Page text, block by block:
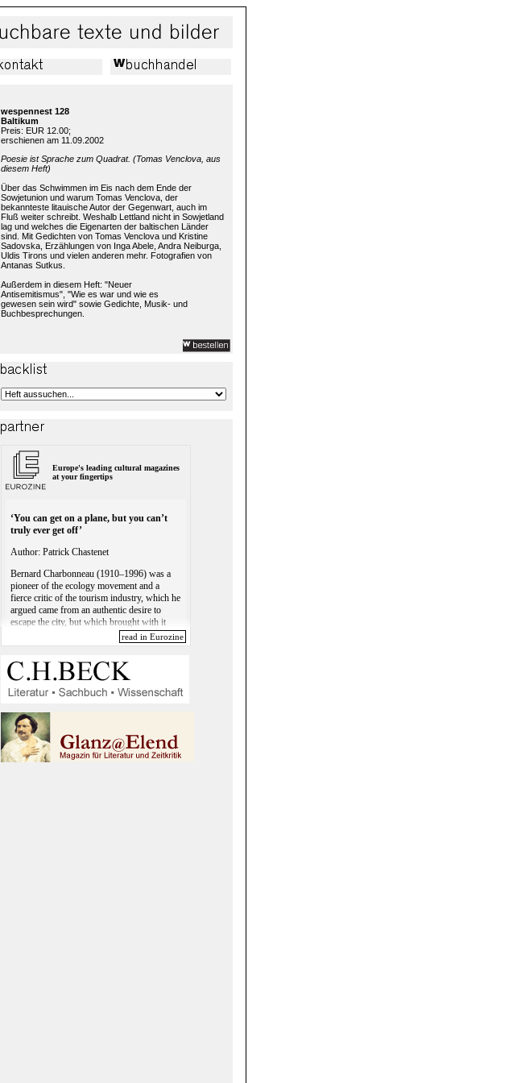
wespennest 128
Baltikum
Preis: EUR 12.00;
erschienen am 11.09.2002
Poesie ist Sprache zum Quadrat. (Tomas Venclova, aus
diesem Heft)
Über das Schwimmen im Eis nach dem Ende der
Sowjetunion und warum Tomas Venclova, der
bekannteste litauische Autor der Gegenwart, auch im
Fluß weiter schreibt. Weshalb Lettland nicht in Sowjetland
lag und welches die Eigenarten der baltischen Länder
sind. Mit Gedichten von Tomas Venclova und Kristine
Sadovska, Erzählungen von Inga Abele, Andra Neiburga,
Uldis Tirons und vielen anderen mehr. Fotografien von
Antanas Sutkus.
Außerdem in diesem Heft: "Neuer
Antisemitismus", "Wie es war und wie es
gewesen sein wird" sowie Gedichte, Musik- und
Buchbesprechungen.